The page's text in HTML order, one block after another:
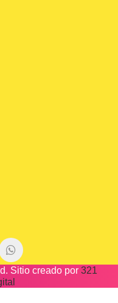
Sitio creado por 321